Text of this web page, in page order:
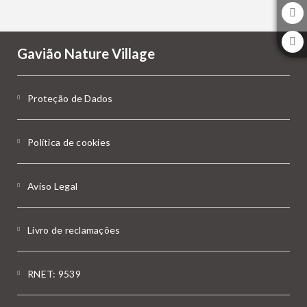
Gavião Nature Village
Proteção de Dados
Política de cookies
Aviso Legal
Livro de reclamações
RNET: 9539